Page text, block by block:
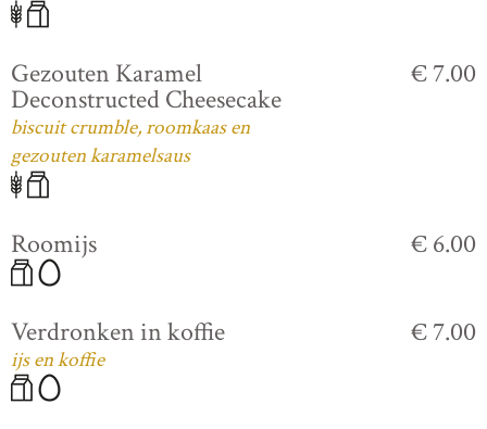
Gezouten Karamel
Deconstructed Cheesecake
biscuit crumble, roomkaas en
gezouten karamelsaus
€ 7.00
Roomijs € 6.00
Verdronken in koffie
ijs en koffie
€ 7.00